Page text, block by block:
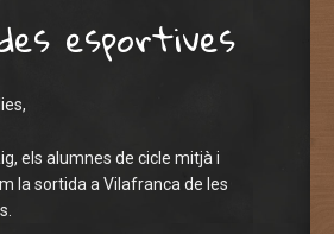
esportives
els alumnes de cicle mitjà i
la sortida a Vilafranca de les